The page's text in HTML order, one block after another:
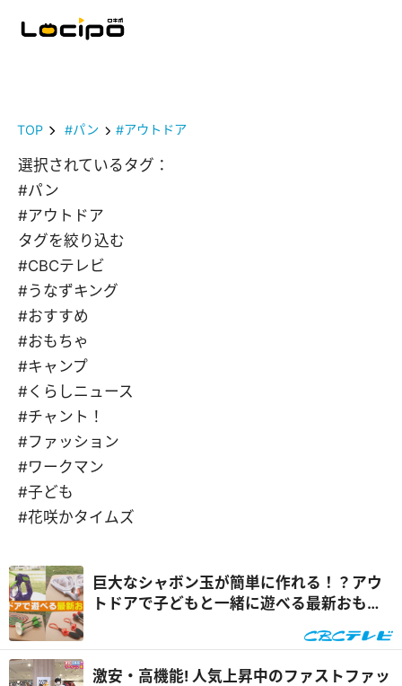
TOP #パン #アウトドア
選択されているタグ：
#パン
#アウトドア
タグを絞り込む
#CBCテレビ
#うなずキング
#おすすめ
#おもちゃ
#キャンプ
#くらしニュース
#チャント！
#ファッション
#ワークマン
#子ども
#花咲かタイムズ
巨大なシャボン玉が簡単に作れる！？アウ
トドアで子どもと一緒に遊べる最新おもち
激安・高機能! 人気上昇中のファストファッ